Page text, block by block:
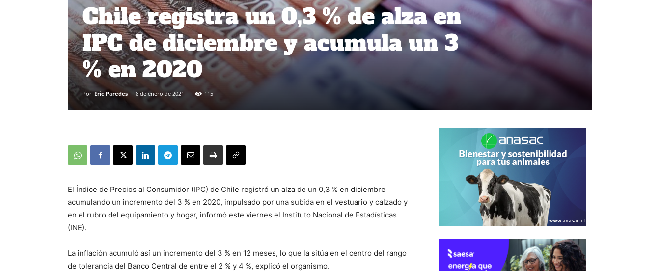
Chile registra un 0,3 % de alza en
IPC de diciembre y acumula un 3
% en 2020
Por Eric Paredes - 8 de enero de 2021 115
El Índice de Precios al Consumidor (IPC) de Chile registró un alza de un 0,3 % en diciembre
acumulando un incremento del 3 % en 2020, impulsado por una subida en el vestuario y calzado y
en el rubro del equipamiento y hogar, informó este viernes el Instituto Nacional de Estadísticas
(INE).
La inflación acumuló así un incremento del 3 % en 12 meses, lo que la sitúa en el centro del rango
de tolerancia del Banco Central de entre el 2 % y 4 %, explicó el organismo.